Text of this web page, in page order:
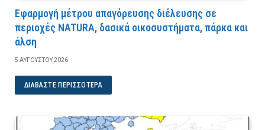
Εφαρμογή μέτρου απαγόρευσης διέλευσης σε
περιοχές NATURA, δασικά οικοσυστήματα, πάρκα και
άλση
5 ΑΥΓΟΎΣΤΟΥ 2026
ΔΙΑΒΆΣΤΕ ΠΕΡΙΣΣΌΤΕΡΑ